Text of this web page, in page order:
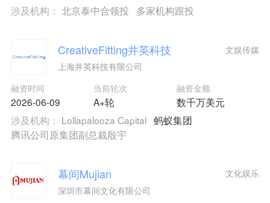
涉及机构： 北京泰中合领投 多家机构跟投
CreativeFitting井英科技
上海井英科技有限公司
融资时间
2026-06-09
当前轮次
A+轮
融资金额
数千万美元
文娱传媒
涉及机构： Lollapalooza Capital 蚂蚁集团
腾讯公司原集团副总裁殷宇
幕间Mujian
深圳市幕间文化有限公司
文化娱乐